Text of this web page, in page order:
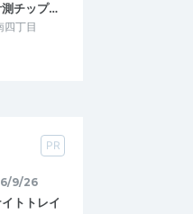
チップ…
四丁目
PR
9/26
トトレイ